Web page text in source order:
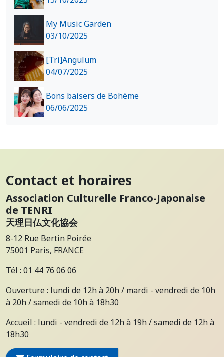
My Music Garden
03/10/2025
[Tri]Angulum
04/07/2025
Bons baisers de Bohème
06/06/2025
Contact et horaires
Association Culturelle Franco-Japonaise
de TENRI
天理日仏文化協会
8-12 Rue Bertin Poirée
75001 Paris, FRANCE
Tél : 01 44 76 06 06
Ouverture : lundi de 12h à 20h / mardi - vendredi de 10h
à 20h / samedi de 10h à 18h30
Accueil : lundi - vendredi de 12h à 19h / samedi de 12h à
18h30